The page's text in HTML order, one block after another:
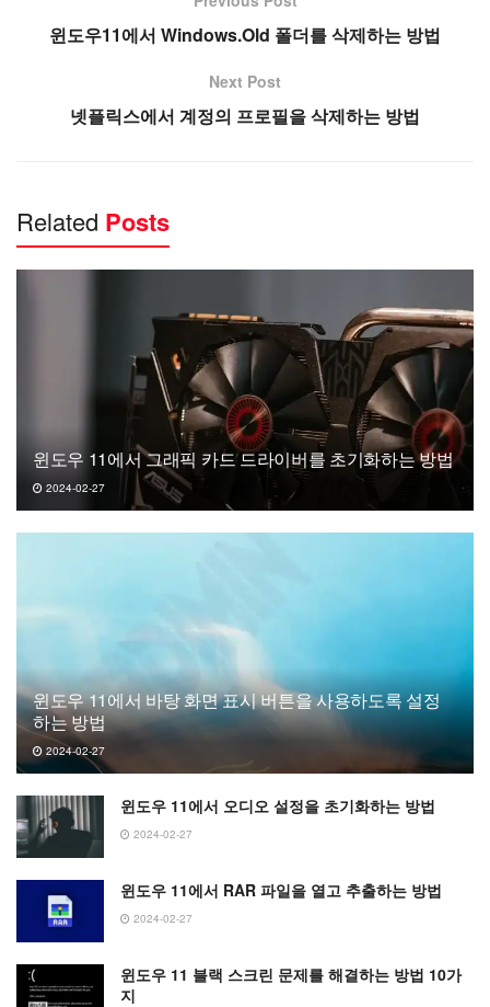
윈도우11에서 Windows.Old 폴더를 삭제하는 방법
Next Post
넷플릭스에서 계정의 프로필을 삭제하는 방법
Related Posts
윈도우 11에서 그래픽 카드 드라이버를 초기화하는 방법
2024-02-27
윈도우 11에서 바탕 화면 표시 버튼을 사용하도록 설정
하는 방법
2024-02-27
윈도우 11에서 오디오 설정을 초기화하는 방법
2024-02-27
윈도우 11에서 RAR 파일을 열고 추출하는 방법
2024-02-27
윈도우 11 블랙 스크린 문제를 해결하는 방법 10가
지